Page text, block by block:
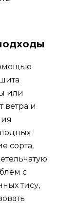
или
ветра и
сорта,
с
тису,